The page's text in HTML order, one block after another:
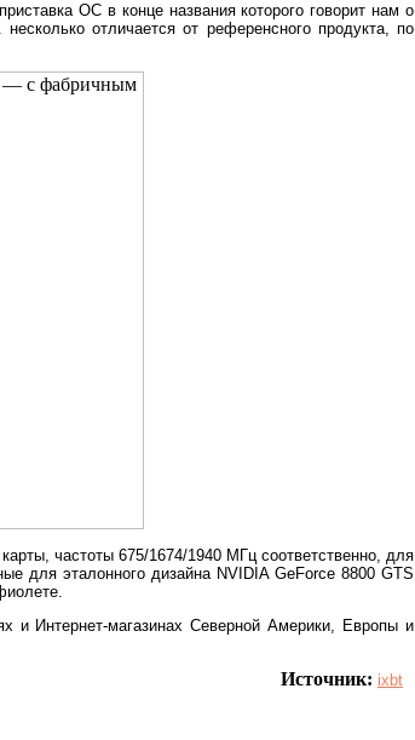
ОС в конце названия которого говорит нам о
отличается от референсного продукта, по
частоты 675/1674/1940 МГц соответственно, для
для эталонного дизайна NVIDIA GeForce 8800 GTS
и Интернет-магазинах Северной Америки, Европы и
Источник: ixbt